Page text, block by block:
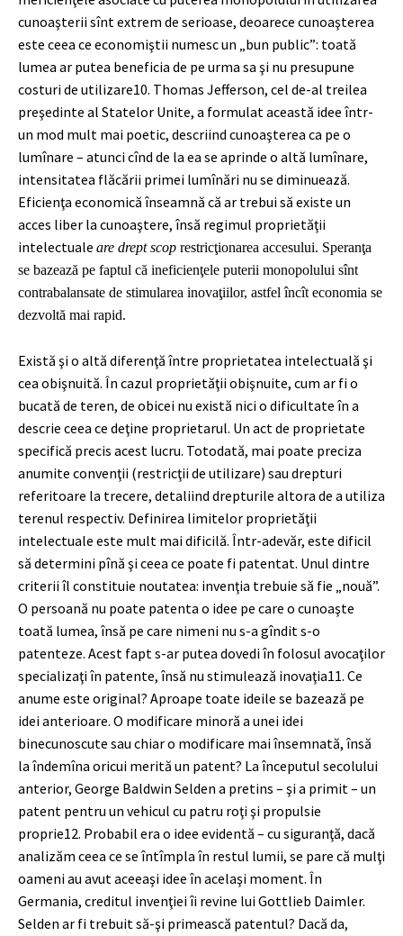
cunoaşterii sînt extrem de serioase, deoarece cunoaşterea
este ceea ce economiştii numesc un „bun public”: toată
lumea ar putea beneficia de pe urma sa şi nu presupune
costuri de utilizare10. Thomas Jefferson, cel de-al treilea
preşedinte al Statelor Unite, a formulat această idee într-
un mod mult mai poetic, descriind cunoaşterea ca pe o
lumînare – atunci cînd de la ea se aprinde o altă lumînare,
intensitatea flăcării primei lumînări nu se diminuează.
Eficienţa economică înseamnă că ar trebui să existe un
acces liber la cunoaştere, însă regimul proprietăţii
intelectuale are drept scop restricţionarea accesului. Speranţa
se bazează pe faptul că ineficienţele puterii monopolului sînt
contrabalansate de stimularea inovaţiilor, astfel încît economia se
dezvoltă mai rapid.
Există şi o altă diferenţă între proprietatea intelectuală şi
cea obişnuită. În cazul proprietăţii obişnuite, cum ar fi o
bucată de teren, de obicei nu există nici o dificultate în a
descrie ceea ce deţine proprietarul. Un act de proprietate
specifică precis acest lucru. Totodată, mai poate preciza
anumite convenţii (restricţii de utilizare) sau drepturi
referitoare la trecere, detaliind drepturile altora de a utiliza
terenul respectiv. Definirea limitelor proprietăţii
intelectuale este mult mai dificilă. Într-adevăr, este dificil
să determini pînă şi ceea ce poate fi patentat. Unul dintre
criterii îl constituie noutatea: invenţia trebuie să fie „nouă”.
O persoană nu poate patenta o idee pe care o cunoaşte
toată lumea, însă pe care nimeni nu s-a gîndit s-o
patenteze. Acest fapt s-ar putea dovedi în folosul avocaţilor
specializaţi în patente, însă nu stimulează inovaţia11. Ce
anume este original? Aproape toate ideile se bazează pe
idei anterioare. O modificare minoră a unei idei
binecunoscute sau chiar o modificare mai însemnată, însă
la îndemîna oricui merită un patent? La începutul secolului
anterior, George Baldwin Selden a pretins – şi a primit – un
patent pentru un vehicul cu patru roţi şi propulsie
proprie12. Probabil era o idee evidentă – cu siguranţă, dacă
analizăm ceea ce se întîmpla în restul lumii, se pare că mulţi
oameni au avut aceeaşi idee în acelaşi moment. În
Germania, creditul invenţiei îi revine lui Gottlieb Daimler.
Selden ar fi trebuit să-şi primească patentul? Dacă da,